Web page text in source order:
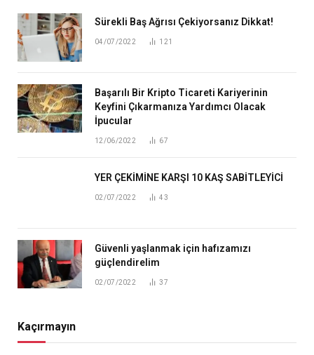
Sürekli Baş Ağrısı Çekiyorsanız Dikkat!
04/07/2022 121
Başarılı Bir Kripto Ticareti Kariyerinin
Keyfini Çıkarmanıza Yardımcı Olacak
İpucular
12/06/2022 67
YER ÇEKİMİNE KARŞI 10 KAŞ SABİTLEYİCİ
02/07/2022 43
Güvenli yaşlanmak için hafızamızı
güçlendirelim
02/07/2022 37
Kaçırmayın